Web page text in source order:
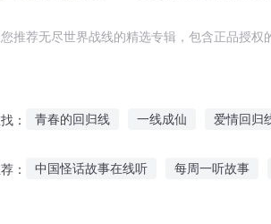
推荐无尽世界战线的精选专辑，包含正品授
： 青春的回归线 一线成仙 爱情回归
： 中国怪话故事在线听 每周一听故事